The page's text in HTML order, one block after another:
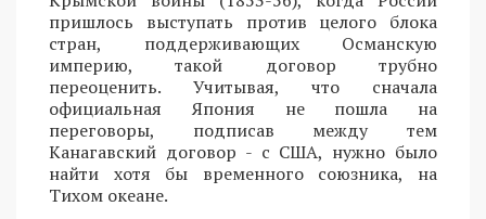
пришлось выступать против целого блока
стран, поддерживающих Османскую
империю, такой договор трубно
переоценить. Учитывая, что сначала
официальная Япония не пошла на
переговоры, подписав между тем
Канагавский договор - с США, нужно было
найти хотя бы временного союзника, на
Тихом океане.